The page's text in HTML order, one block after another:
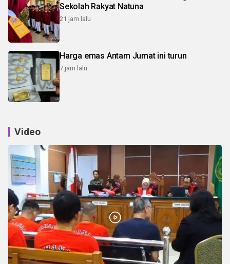
Sekolah Rakyat Natuna
21 jam lalu
Harga emas Antam Jumat ini turun
7 jam lalu
Video